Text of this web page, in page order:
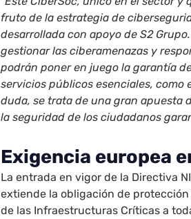
fruto de la estrategia de
desarrollada con apoyo de S2
gestionar las ciberamenazas y
podrán poner en juego la garantía
servicios públicos esenciales, como
duda, se trata de una gran apuesta
la seguridad de los ciudadanos
Exigencia europea
La entrada en vigor de la Directiva
extiende la obligación de
de las Infraestructuras Críticas a